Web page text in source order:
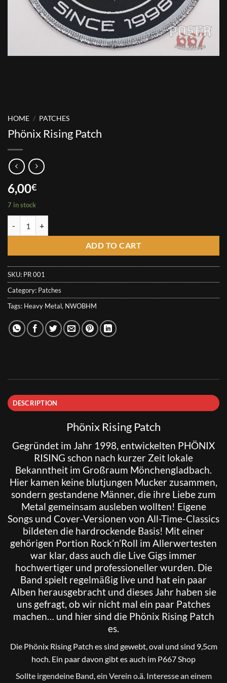
HOME / PATCHES
Phönix Rising Patch
6,00€
7 in stock
ADD TO CART
SKU: PR 001
Category: Patches
Tags: Heavy Metal, NWOBHM
DESCRIPTION
Phönix Rising Patch
Gegründet im Jahr 1998, entwickelten PHÖNIX
RISING schon nach kurzer Zeit lokale
Bekanntheit im Großraum Mönchengladbach.
Hier kamen keine blutjungen Mucker zusammen,
sondern gestandene Männer, die ihre Liebe zum
Metal gemeinsam ausleben wollten! Eigene
Songs und Cover-Versionen von All-Time-Classics
bildeten die hardrockende Basis! Mit einer
gehörigen Portion Rock’n’Roll im Allerwertesten
war klar, dass auch die Live Gigs immer
hochwertiger und professioneller wurden. Die
Band spielt regelmäßig live und hat ein paar
Alben herausgebracht und dieses Jahr haben sie
uns gefragt, ob wir nicht mal ein paar Patches
machen… und hier sind die Phönix Rising Patch
es.
Die Phönix Rising Patch es sind gewebt, oval und sind 9,5cm
hoch. Ein paar davon gibt es auch im P667 Shop
Sollte irgendeine Band, ein Verein o.ä. Interesse an einem